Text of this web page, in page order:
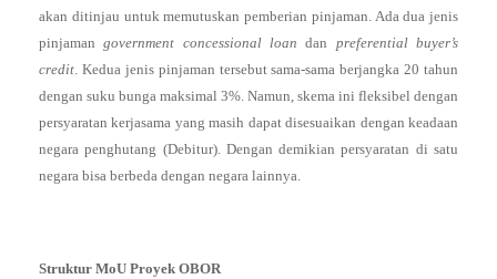
akan ditinjau untuk memutuskan pemberian pinjaman. Ada dua jenis
pinjamangovernment concessional loan dan preferential buyer’s
credit. Kedua jenis pinjaman tersebut sama-sama berjangka 20 tahun
dengan suku bunga maksimal 3%. Namun, skema ini fleksibel dengan
persyaratan kerjasama yang masih dapat disesuaikan dengan keadaan
negara penghutang (Debitur). Dengan demikian persyaratan di satu
negara bisa berbeda dengan negara lainnya.
Struktur MoU Proyek OBOR